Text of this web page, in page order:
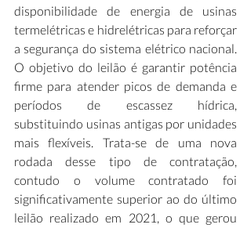
disponibilidade de energia de usinas
termelétricas e hidrelétricas para reforçar
a segurança do sistema elétrico nacional.
O objetivo do leilão é garantir potência
firme para atender picos de demanda e
períodos de escassez hídrica,
substituindo usinas antigas por unidades
mais flexíveis. Trata-se de uma nova
rodada desse tipo de contratação,
contudo o volume contratado foi
significativamente superior ao do último
leilão realizado em 2021, o que gerou